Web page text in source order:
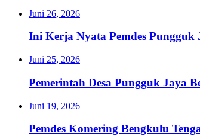
Juni 26, 2026
Ini Kerja Nyata Pemdes
Juni 25, 2026
Pemerintah Desa Pungguk Jaya
Juni 19, 2026
Pemdes Komering Bengkulu